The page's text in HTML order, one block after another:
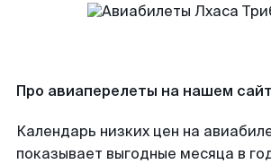
Про авиаперелеты на нашем
Календарь низких цен на
показывает выгодные месяца в